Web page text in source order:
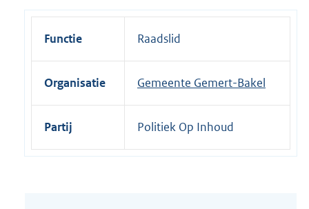
k
Functie Raadslid
Organisatie Gemeente Gemert-Bakel
Partij Politiek Op Inhoud